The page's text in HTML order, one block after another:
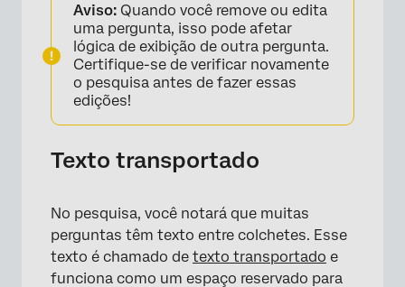
Aviso: Quando você remove ou edita
uma pergunta, isso pode afetar
lógica de exibição de outra pergunta.
Certifique-se de verificar novamente
o pesquisa antes de fazer essas
edições!
Texto transportado
No pesquisa, você notará que muitas
perguntas têm texto entre colchetes. Esse
texto é chamado de texto transportado e
funciona como um espaço reservado para